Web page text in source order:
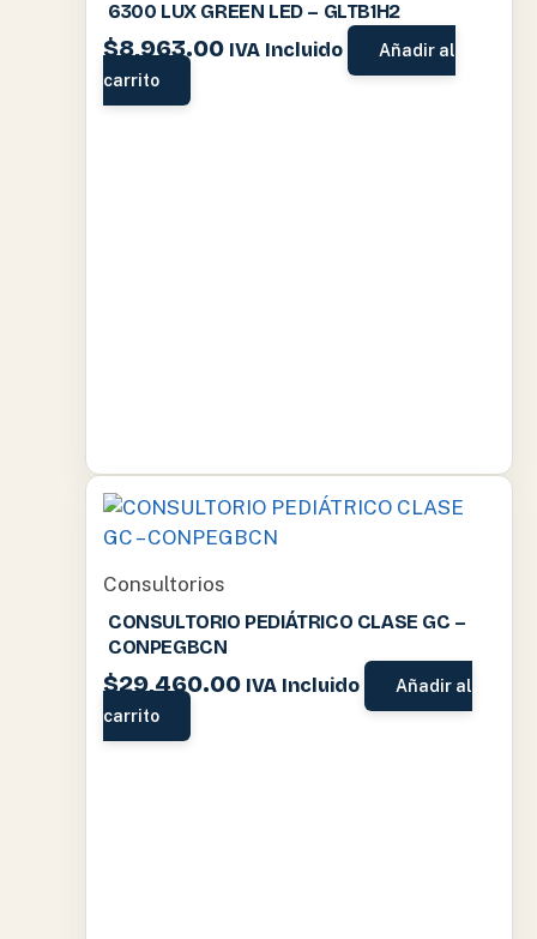
6300 LUX GREEN LED – GLTB1H2
$8,963.00 IVA Incluido
Añadir al
carrito
Consultorios
CONSULTORIO PEDIÁTRICO CLASE GC –
CONPEGBCN
$29,460.00 IVA Incluido
Añadir al
carrito